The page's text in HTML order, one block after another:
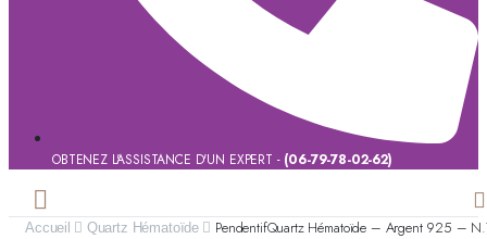
OBTENEZ L'ASSISTANCE D'UN EXPERT - (06-79-78-02-62)
Accueil Quartz Hématoïde PendentifQuartz Hématoïde – Argent 925 –